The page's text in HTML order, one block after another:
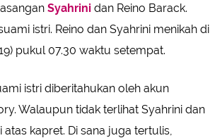
Syahrini dan Reino Barack.
istri. Reino dan Syahrini menikah di
pukul 07.30 waktu setempat.
istri diberitahukan oleh akun
Walaupun tidak terlihat Syahrini dan
kapret. Di sana juga tertulis,